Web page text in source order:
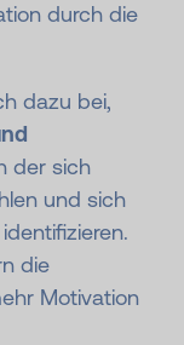
durch die
dazu bei,
der sich
und sich
die
Motivation